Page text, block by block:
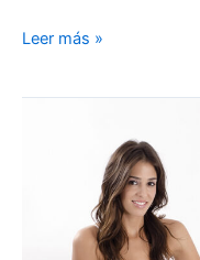
Leer más »